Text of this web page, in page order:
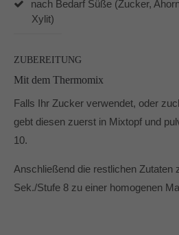
41236 Mönchengladbach
maren@technikgenuss.de
Ich koche und backe mit
In und um Mönchengladbach
den Produkten von Pampered
nach Bedarf Süße (Zucker,
Xylit)
ZUBEREITUNG
Mit dem Thermomix
Falls Ihr Zucker verwendet, oder
gebt diesen zuerst in Mixtopf und
10.
Anschließend die restlichen Zutaten
Sek./Stufe 8 zu einer homogenen